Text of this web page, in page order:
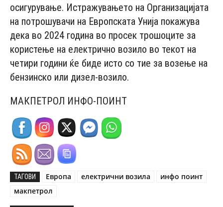
осигурување. Истражувањето на Организацијата
на потрошувачи на Европската Унија покажува
дека во 2024 година во просек трошоците за
користење на електрично возило во текот на
четири години ќе биде исто со тие за возење на
бензинско или дизел-возило.
МАКПЕТРОЛ ИНФО-ПОИНТ
ТАГОВИ Европа електрични возила
инфо поинт
макпетрол